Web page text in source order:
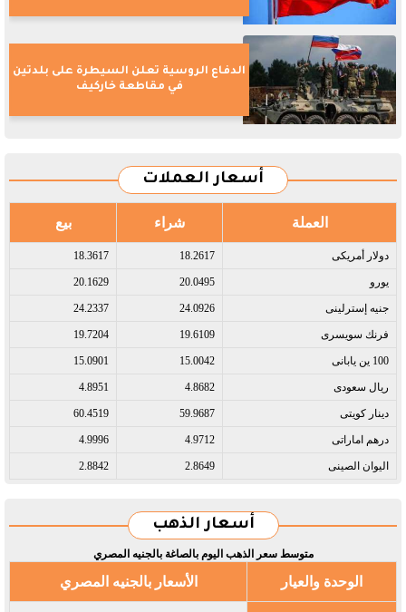
الدفاع الروسية تعلن السيطرة على بلدتين
في مقاطعة خاركيف
أسعار العملات
العملة شراء بيع
دولار أمريكى​ 18.2617
18.3617
يورو​ 20.0495
20.1629
جنيه إسترلينى​ 24.0926
24.2337
فرنك سويسرى​ 19.6109
19.7204
100 ين يابانى​ 15.0042
15.0901
ريال سعودى​ 4.8682
4.8951
دينار كويتى​ 59.9687
60.4519
درهم اماراتى​ 4.9712
4.9996
اليوان الصينى​ 2.8649
2.8842
أسعار الذهب
متوسط سعر الذهب اليوم بالصاغة بالجنيه المصري
الوحدة والعيار الأسعار بالجنيه المصري